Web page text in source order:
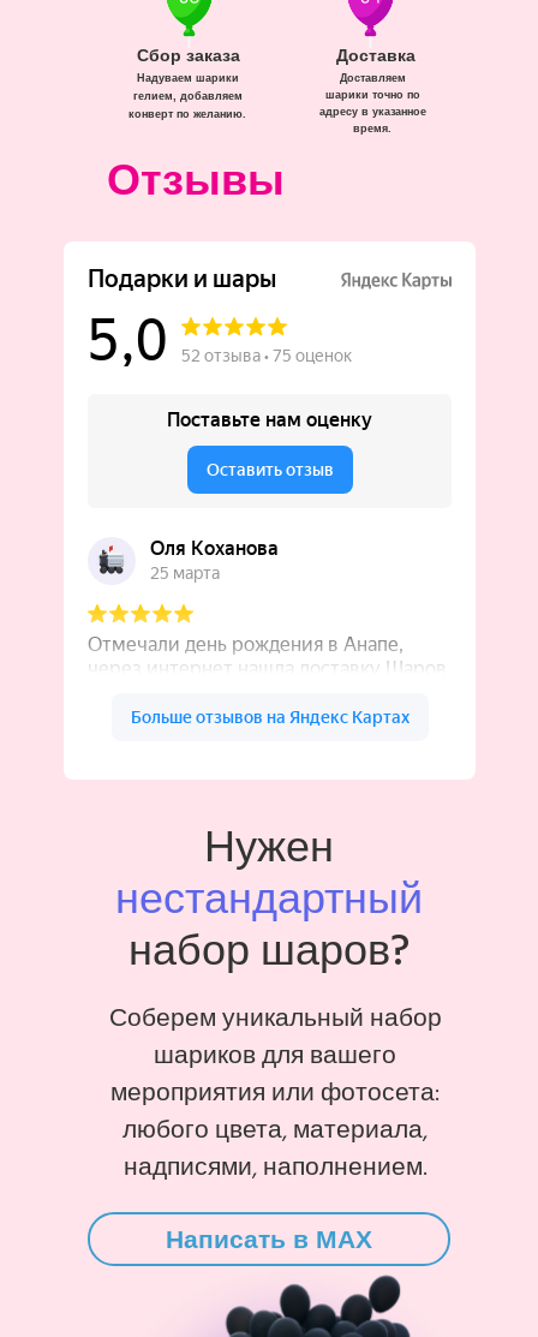
Доставка
Доставляем
шарики точно по
адресу в указанное
время.
Сбор заказа
Надуваем шарики
гелием, добавляем
конверт по желанию.
Отзывы
Нужен
нестандартный
набор шаров?
Соберем уникальный набор
шариков для вашего
мероприятия или фотосета:
любого цвета, материала,
надписями, наполнением.
Написать в MAX